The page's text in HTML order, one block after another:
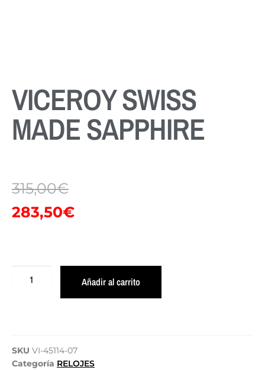
VICEROY SWISS
MADE SAPPHIRE
315,00€
283,50€
Añadir al carrito
SKU VI-45114-07
Categoría RELOJES